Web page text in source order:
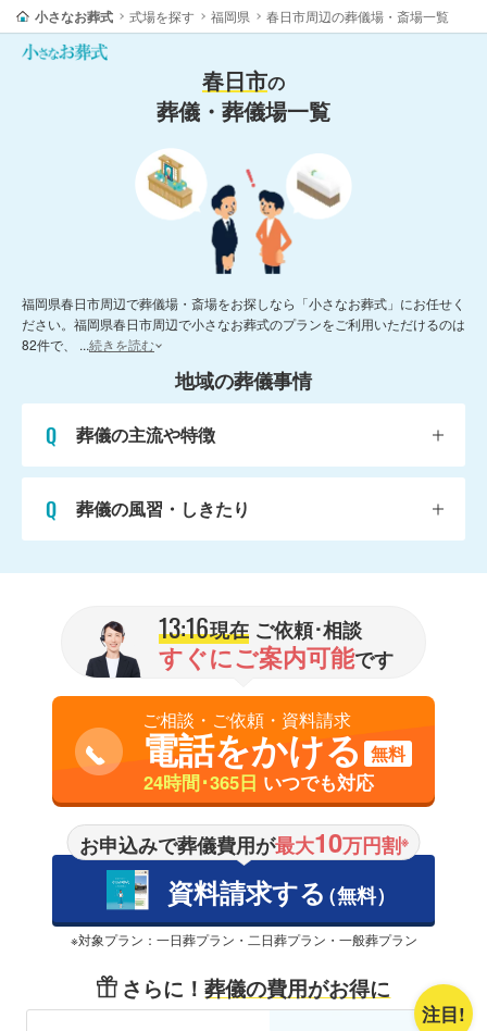
小さなお葬式 式場を探す 福岡県 春日市周辺の葬儀場・斎場一覧
春日市の
葬儀・葬儀場一覧
福岡県春日市周辺で葬儀場・斎場をお探しなら「小さなお葬式」にお任せく
ださい。福岡県春日市周辺で小さなお葬式のプランをご利用いただけるのは
82件で、 ...続きを読む
地域の葬儀事情
葬儀の主流や特徴
葬儀の風習・しきたり
13:16現在ご依頼･相談
すぐにご案内可能です
ご相談・ご依頼・資料請求
電話をかける 無料
24時間･365日 いつでも対応
お申込みで葬儀費用が最大10万円割※
資料請求する（無料）
※対象プラン：一日葬プラン・二日葬プラン・一般葬プラン
さらに！葬儀の費用がお得に
注目!